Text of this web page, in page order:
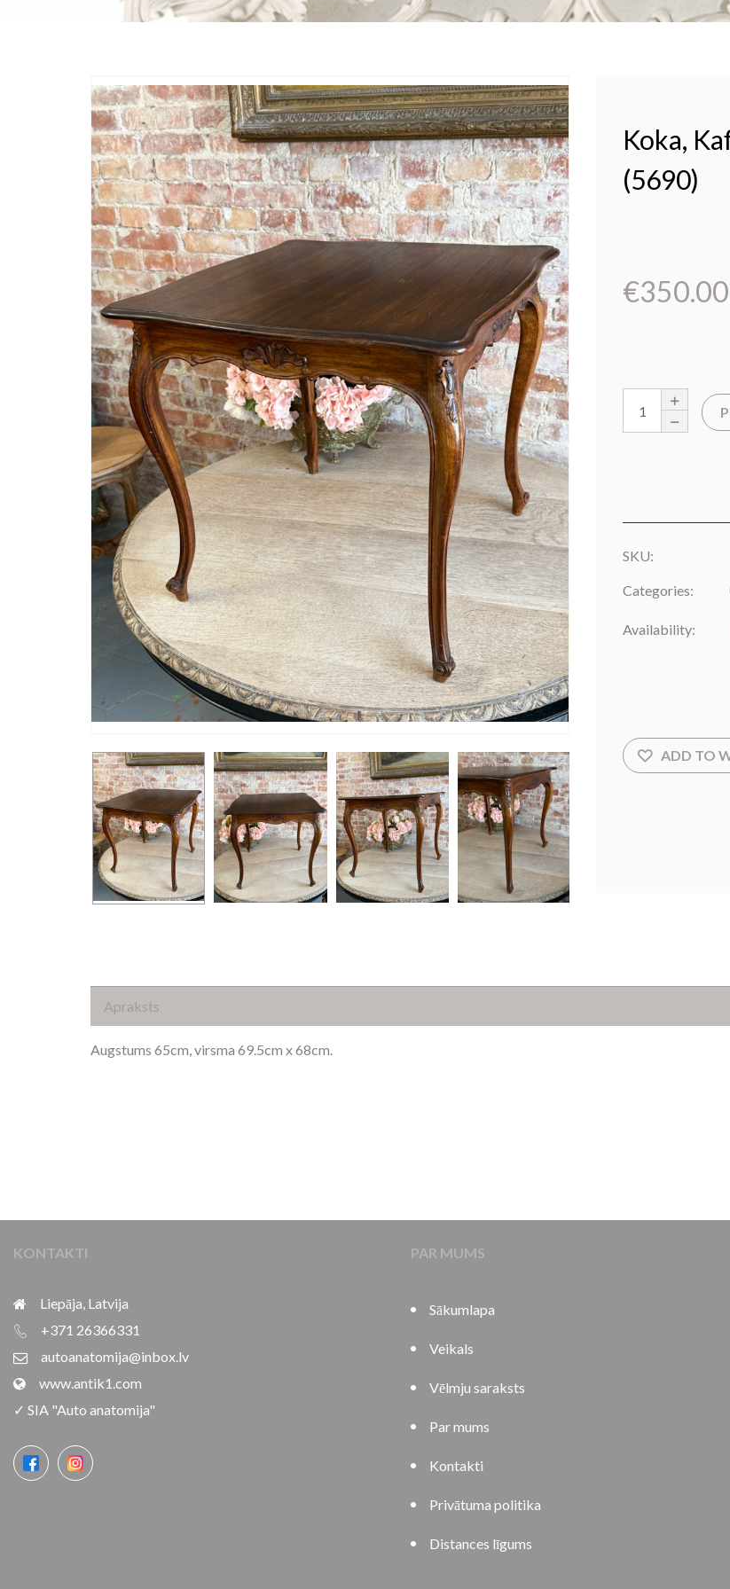
Koka,
(5690)
€350.00
SKU:
Categories:
Availability:
Apraksts
Augstums 65cm, virsma 69.5cm x 68cm.
KONTAKTI
Liepāja, Latvija
+371 26366331
autoanatomija@inbox.lv
www.antik1.com
✓ SIA "Auto anatomija"
PAR MUMS
Sākumlapa
Veikals
Vēlmju saraksts
Par mums
Kontakti
Privātuma politika
Distances līgums